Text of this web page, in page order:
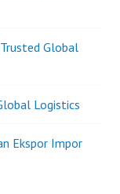
Global
Logistics
Ekspor Impor